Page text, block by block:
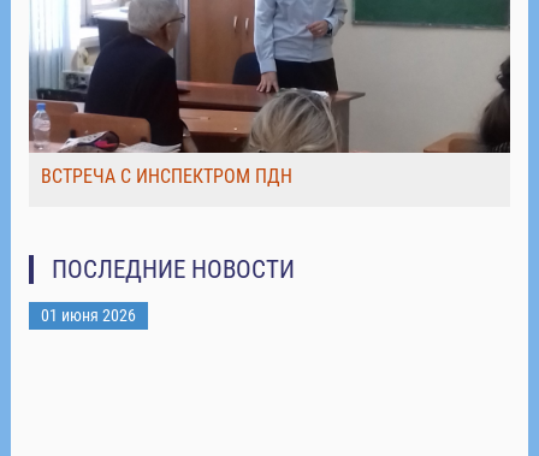
ВСТРЕЧА С ИНСПЕКТРОМ ПДН
ПОСЛЕДНИЕ НОВОСТИ
01 июня 2026